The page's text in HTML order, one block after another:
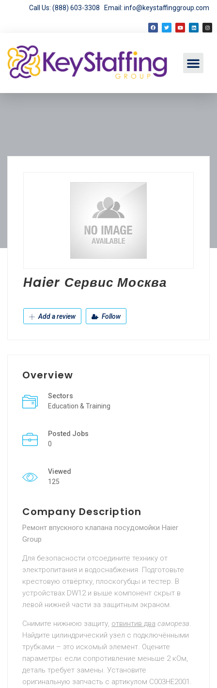
Call Us: (888) 603-3308 Email: info@keystaffinggroup.com
Haier Сервис Москва
Add a review Follow
Overview
Sectors
Education & Training
Posted Jobs
0
Viewed
125
Company Description
Ремонт впускного клапана посудомойки Haier
Group
Для безопасности отсоедините технику от
электропитания и водоснабжения. Подготовьте
крестовую отвёртку, плоскогубцы и тестер. В
устройствах DW12 и выше компонент скрыт в
левой нижней части за защитным экраном.
Снимите нижнюю защиту, отвинтив два самореза.
Найдите цилиндрический узел с подключёнными
трубками – это искомый элемент. Оцените
параметры: если сопротивление меньше 2 кОм,
деталь требует замены. Установите
оригинальную запчасть с артикулом C003HE2001.